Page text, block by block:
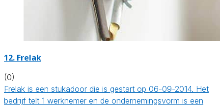
12. Frelak
(0)
Frelak is een stukadoor die is gestart op 06-09-2014. Het
bedrijf telt 1 werknemer en de ondernemingsvorm is een